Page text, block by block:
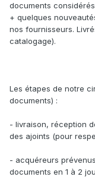
documents
+ quelques
nos fournisseurs.
catalogage).
Les étapes de notre
documents) :
- livraison, réception
des ajoints (pour
- acquéreurs
documents en 1 à 2